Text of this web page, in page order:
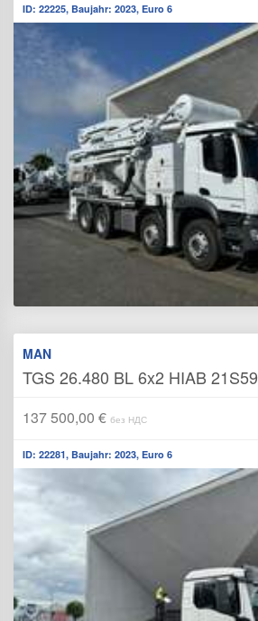
ID: 22225, Baujahr: 2023, Euro 6
MAN
TGS 26.480 BL 6x2 HIAB 21S59
137 500,00 € без НДС
ID: 22281, Baujahr: 2023, Euro 6